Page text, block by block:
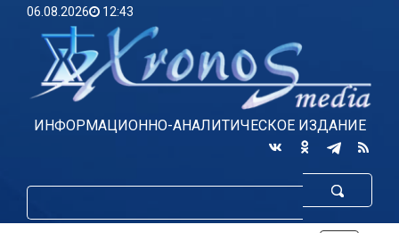
06.08.2026 12:43
ИНФОРМАЦИОННО-АНАЛИТИЧЕСКОЕ ИЗДАНИЕ